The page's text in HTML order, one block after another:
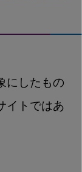
にしたもの
イトではあ